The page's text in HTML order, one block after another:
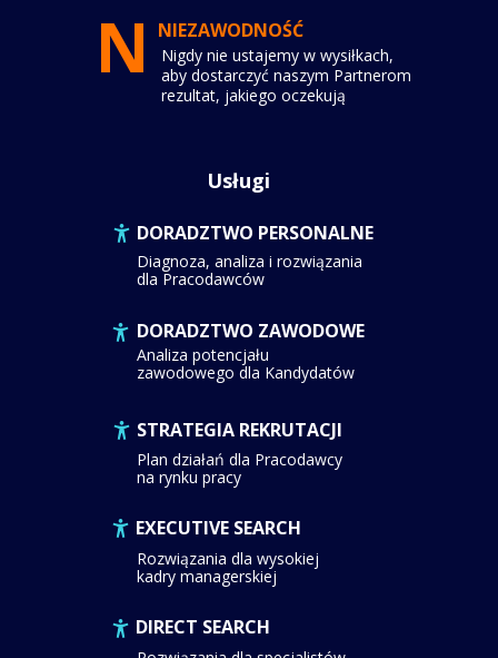
STRATEGIA REKRUTACJI
DORADZTWO PERSONALNE
EXECUTIVE SEARCH
Diagnoza, analiza i rozwiązania
dla Pracodawców
Rozwiązania dla wysokiej
kadry managerskiej
DORADZTWO ZAWODOWE
DIRECT SEARCH
Analiza potencjału
zawodowego dla Kandydatów
Plan działań dla Pracodawcy
na rynku pracy
Usługi
NIEZAWODNOŚĆ
Nigdy nie ustajemy w wysiłkach,
aby dostarczyć naszym Partnerom
rezultat, jakiego oczekują
N